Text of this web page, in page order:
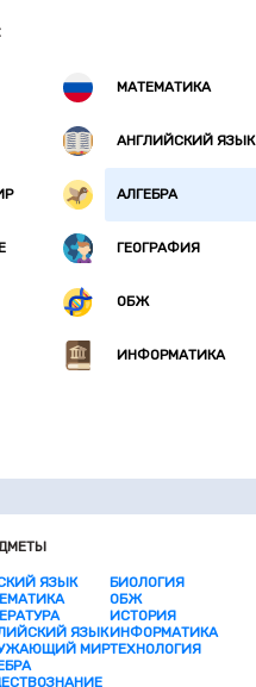
МАТЕМАТИКА
АНГЛИЙСКИЙ ЯЗЫК
АЛГЕБРА
ГЕОГРАФИЯ
ОБЖ
ИНФОРМАТИКА
ЯЗЫК
ЯЗЫК
МИР
БИОЛОГИЯ
ОБЖ
ИСТОРИЯ
ИНФОРМАТИКА
ТЕХНОЛОГИЯ